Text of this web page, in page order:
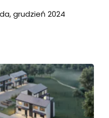
grudzień 2024